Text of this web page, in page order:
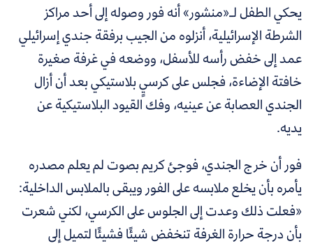
يحكي الطفل لـ«منشور» أنه فور وصوله إلى أحد مراكز
الشرطة الإسرائيلية،أنزلوه من الجيب برفقة جندي إسرائيلي
عمد إلى خفض رأسه للأسفل، ووضعه في غرفة صغيرة
خافتة الإضاءة، فجلس على كرسيٍ بلاستيكي بعد أن أزال
الجندي العصابة عن عينيه، وفك القيود البلاستيكية عن
يديه.
فور أن خرج الجندي، فوجئ كريم بصوت لم يعلم مصدره
يأمره بأن يخلع ملابسه على الفور ويبقى بالملابس الداخلية:
«فعلت ذلك وعدت إلى الجلوس على الكرسي، لكني شعرت
بأن درجة حرارة الغرفة تنخفض شيئًا فشيئًا لتميل إلى